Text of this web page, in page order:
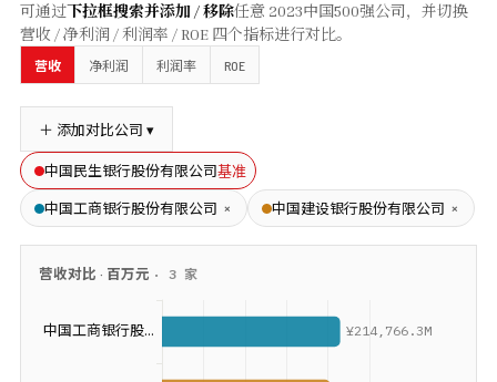
可通过下拉框搜索并添加 / 移除任意 2023中国500强公司，并切换
营收 / 净利润 / 利润率 / ROE 四个指标进行对比。
营收 净利润 利润率 ROE
＋ 添加对比公司 ▾
中国民生银行股份有限公司基准
中国工商银行股份有限公司 × 中国建设银行股份有限公司 ×
营收对比 · 百万元 · 3 家